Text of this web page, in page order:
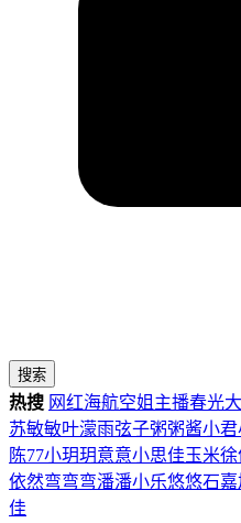
搜索
热搜 网红海航空姐 主播春光
苏敏敏叶濛雨弦子粥粥酱小君
陈77小玥玥意意小思佳玉米徐
依然弯弯弯潘潘小乐悠悠石嘉
佳